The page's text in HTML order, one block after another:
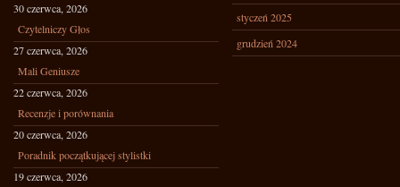
30 czerwca, 2026
Czytelniczy Głos
27 czerwca, 2026
Mali Geniusze
22 czerwca, 2026
Recenzje i porównania
20 czerwca, 2026
Poradnik początkującej stylistki
19 czerwca, 2026
styczeń 2025
grudzień 2024